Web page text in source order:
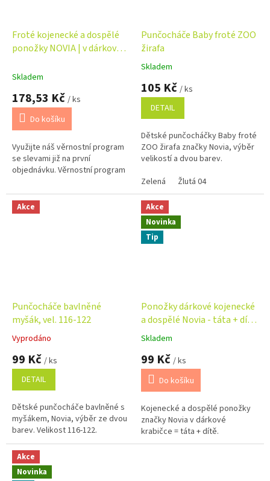
Froté kojenecké a dospělé
ponožky NOVIA | v dárkové
dítě
Skladem
178,53 Kč / ks
Do košíku
Využijte náš věrnostní program
se slevami již na první
objednávku. Věrnostní program
Punčocháče Baby froté ZOO
žirafa
Průměrné
hodnocení
produktu
5,0
5
hvězdiček.
Skladem
105 Kč / ks
DETAIL
Dětské punčocháčky Baby froté
ZOO žirafa značky Novia, výběr
velikostí a dvou barev.
Zelená
Žlutá 04
Akce
Punčocháče bavlněné
myšák, vel. 116-122
Průměrné
hodnocení
produktu
5,0
5
hvězdiček.
Vyprodáno
99 Kč / ks
DETAIL
Dětské punčocháče bavlněné s
myšákem, Novia, výběr ze dvou
barev. Velikost 116-122.
Akce
Novinka
Tip
Ponožky dárkové kojenecké
a dospělé Novia - táta + dítě
- námořní
Průměrné
hodnocení
produktu
5,0
5
hvězdiček.
Skladem
99 Kč / ks
Do košíku
Kojenecké a dospělé ponožky
značky Novia v dárkové
krabičce = táta + dítě.
Akce
Novinka